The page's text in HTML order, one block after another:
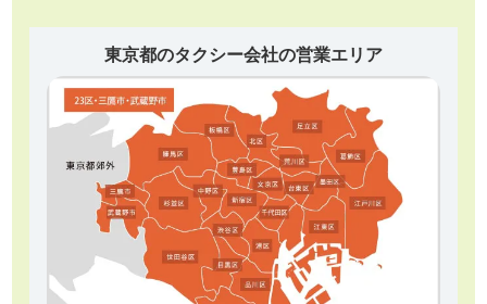
東京都のタクシー会社の営業エリア